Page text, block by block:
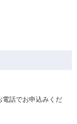
電話でお申込みくだ